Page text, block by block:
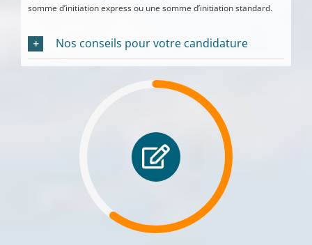
somme d’initiation express ou une somme d’initiation standard.
Nos conseils pour votre candidature